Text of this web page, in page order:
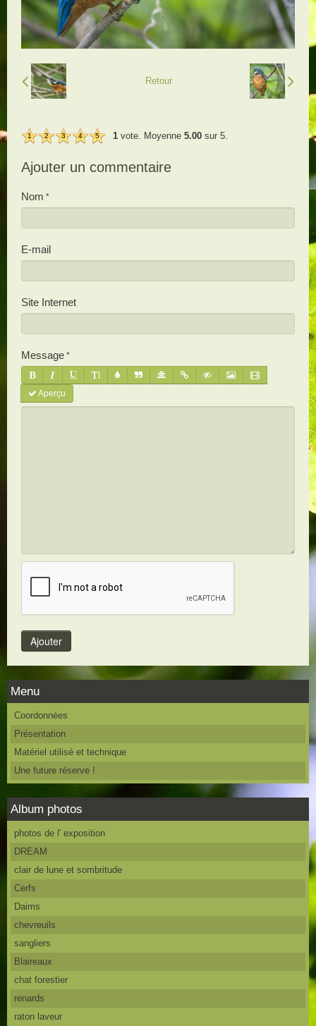
Retour
1 2 3 4 5 1 vote. Moyenne 5.00 sur 5.
Ajouter un commentaire
Nom
E-mail
Site Internet
Message
Aperçu
Menu
Coordonnées
Présentation
Matériel utilisé et technique
Une future réserve !
Album photos
photos de l' exposition
DREAM
clair de lune et sombritude
Cerfs
Daims
chevreuils
sangliers
Blaireaux
chat forestier
renards
raton laveur